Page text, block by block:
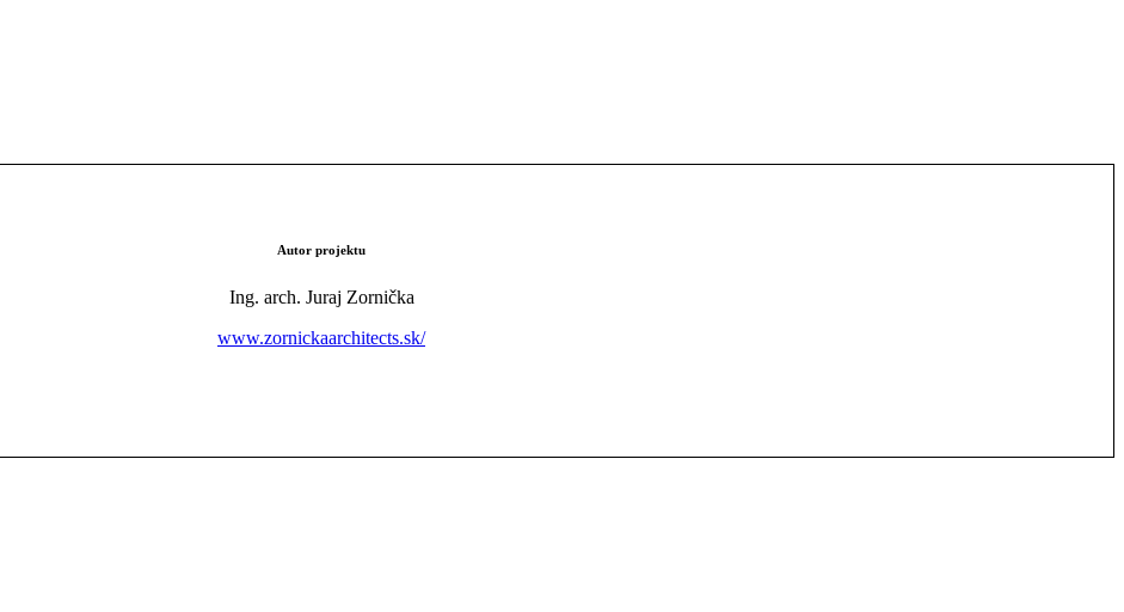
Autor projektu
Ing. arch. Juraj Zornička
www.zornickaarchitects.sk/